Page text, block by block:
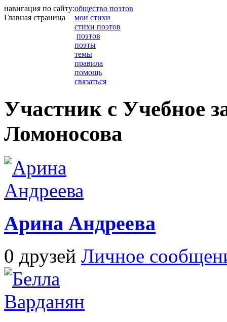
навигация по сайту:
Главная страница
общество поэтов
мои стихи
стихи поэтов
поэтов
поэты
темы
правила
помощь
связаться
Участник с Учебное
Ломоносова
Арина Андреева
0 друзей Личное